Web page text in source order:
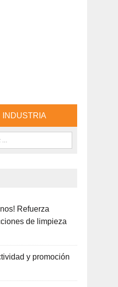
INDUSTRIA
Refuerza
de limpieza
y promoción